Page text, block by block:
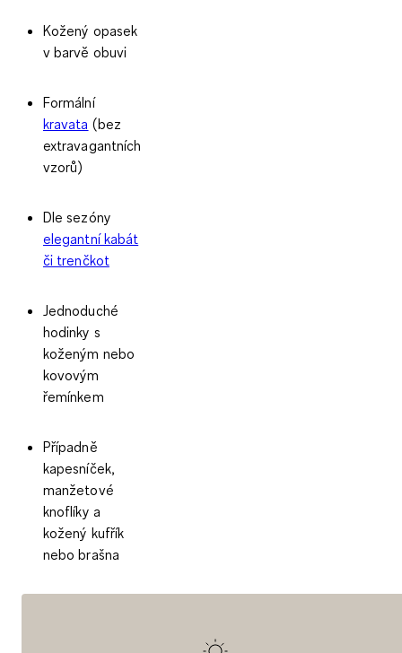
Kožený opasek
v barvě obuvi
Formální
kravata (bez
extravagantních
vzorů)
Dle sezóny
elegantní kabát
či trenčkot
Jednoduché
hodinky s
koženým nebo
kovovým
řemínkem
Případně
kapesníček,
manžetové
knoflíky a
kožený kufřík
nebo brašna